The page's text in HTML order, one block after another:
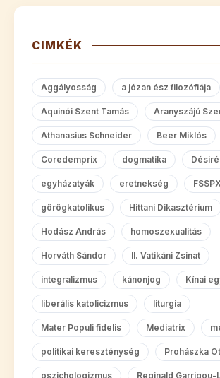
CIMKÉK
Aggályosság a józan ész filozófiája
Aquinói Szent Tamás Aranyszájú
Athanasius Schneider Beer Miklós
Coredemprix dogmatika
egyházatyák eretnekség
görögkatolikus Hittani Dikasztérium
Hodász András homoszexualitás
Horváth Sándor II. Vatikáni Zsinat
integralizmus kánonjog Kínai
liberális katolicizmus liturgia
Mater Populi fidelis Mediatrix
politikai kereszténység Prohászka
pszichologizmus Reginald Garrigou-